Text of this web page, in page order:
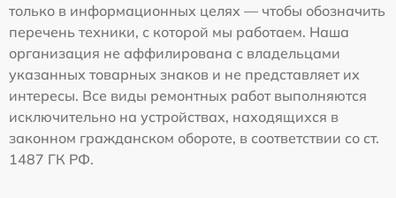
только в информационных целях — чтобы обозначить
перечень техники, с которой мы работаем. Наша
организация не аффилирована с владельцами
указанных товарных знаков и не представляет их
интересы. Все виды ремонтных работ выполняются
исключительно на устройствах, находящихся в
законном гражданском обороте, в соответствии со ст.
1487 ГК РФ.